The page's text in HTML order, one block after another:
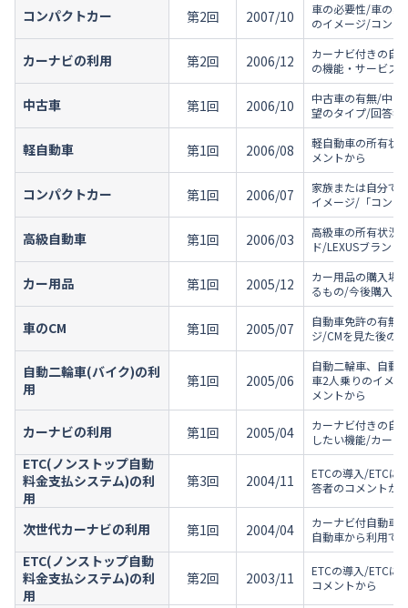
コンパクトカー 第2回 2007/10
車の必要性/車の
のイメージ/コン
カーナビの利用 第2回 2006/12
カーナビ付きの自
の機能・サービス/
中古車 第1回 2006/10
中古車の有無/中
望のタイプ/回答者
軽自動車 第1回 2006/08
軽自動車の所有状
メントから
コンパクトカー 第1回 2006/07
家族または自分で
イメージ/「コン
高級自動車 第1回 2006/03
高級車の所有状況/
ド/LEXUSブラン
カー用品 第1回 2005/12
カー用品の購入場
るもの/今後購入
車のCM 第1回 2005/07
自動車免許の有無/
ジ/CMを見た後の
自動二輪車(バイク)の利
用
第1回 2005/06
自動二輪車、自動
車2人乗りのイメ
メントから
カーナビの利用 第1回 2005/04
カーナビ付きの自
したい機能/カー
ETC(ノンストップ自動
料金支払システム)の利
用
第3回 2004/11
ETCの導入/ETCに
答者のコメントか
次世代カーナビの利用 第1回 2004/04
カーナビ付自動車
自動車から利用で
ETC(ノンストップ自動
料金支払システム)の利
用
第2回 2003/11
ETCの導入/ETCに
コメントから